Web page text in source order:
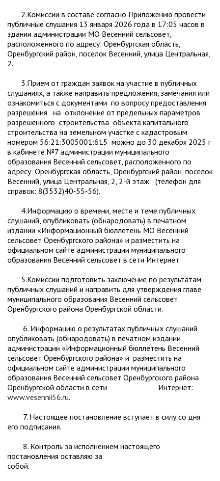
2.Комиссии в составе согласно Приложению провести
публичные слушания 13 января 2026 года в 17:05 часов в
здании администрации МО Весенний сельсовет,
расположенного по адресу: Оренбургская область,
Оренбургский район, поселок Весенний, улица Центральная,
2.
3.Прием от граждан заявок на участие в публичных
слушаниях, а также направить предложения, замечания или
ознакомиться с документами по вопросу предоставления
разрешения на отклонение от предельных параметров
разрешенного строительства объекта капитального
строительства на земельном участке с кадастровым
номером 56:21:3005001:615 можно до 30 декабря 2025 г
в кабинете №7 администрации муниципального
образования Весенний сельсовет, расположенного по
адресу: Оренбургская область, Оренбургский район, поселок
Весенний, улица Центральная, 2, 2-й этаж (телефон для
справок: 8(3532)40-55-56).
4.Информацию о времени, месте и теме публичных
слушаний, опубликовать (обнародовать) в печатном
издании «Информационный бюллетень МО Весенний
сельсовет Оренбургского района» и разместить на
официальном сайте администрации муниципального
образования Весенний сельсовет в сети Интернет.
5.Комиссии подготовить заключение по результатам
публичных слушаний и направить для утверждения главе
муниципального образования Весенний сельсовет
Оренбургского района Оренбургской области.
6. Информацию о результатах публичных слушаний
опубликовать (обнародовать) в печатном издании
администрации «Информационный бюллетень Весенний
сельсовет Оренбургского района» и разместить на
официальном сайте администрации муниципального
образования Весенний сельсовет Оренбургского района
Оренбургской области в сети Интернет:
www.vesennii56.ru.
7. Настоящее постановление вступает в силу со дня
его подписания.
8. Контроль за исполнением настоящего
постановления оставляю за
собой.